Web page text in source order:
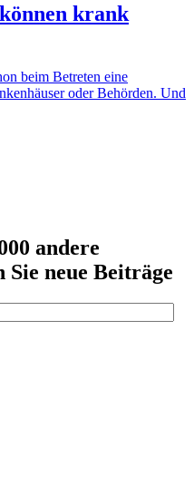
krank
beim Betreten eine
oder Behörden. Und
andere
Sie neue Beiträge